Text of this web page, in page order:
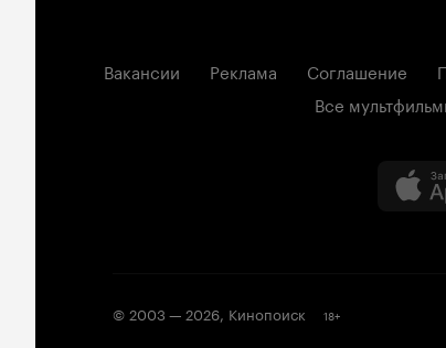
Вакансии Реклама Соглашение
Все
© 2003 —2026, Кинопоиск 18+